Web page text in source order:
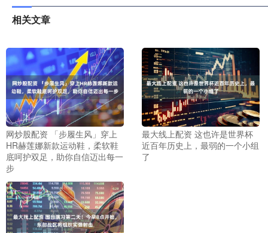
相关文章
网炒股配资 「步履生风」穿上
HR赫莲娜新款运动鞋，柔软鞋
底呵护双足，助你自信迈出每一
步
最大线上配资 这也许是世界杯
近百年历史上，最弱的一个小组
了